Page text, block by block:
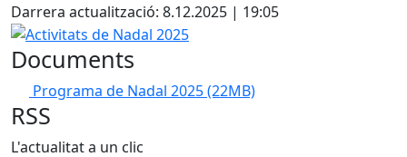
Darrera actualització: 8.12.2025 | 19:05
Activitats de Nadal 2025
Documents
Programa de Nadal 2025(22MB)
RSS
L'actualitat a un clic